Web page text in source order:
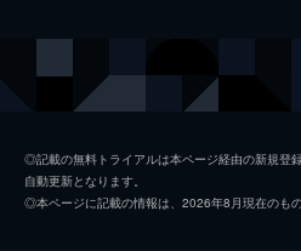
疑う青田。20年前、大学生の青田が
が始まりだった。
◎記載の無料トライアルは本ページ経由の新規登
自動更新となります。
◎本ページに記載の情報は、2026年8月現在のもの